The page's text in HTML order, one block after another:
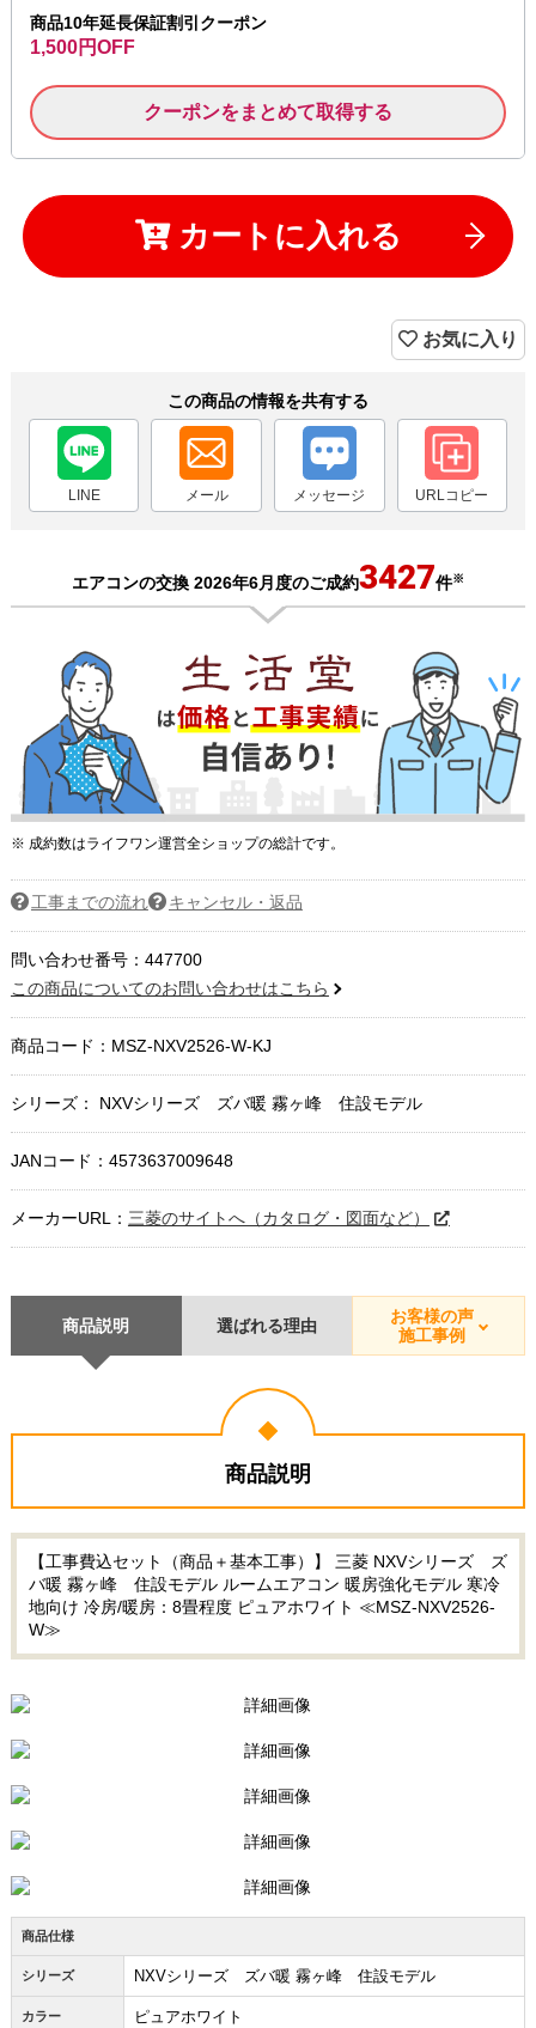
商品10年延長保証割引クーポン
1,500円OFF
クーポンをまとめて取得する
カートに入れる
お気に入り
この商品の情報を共有する
LINE メール メッセージ URLコピー
エアコンの交換 2026年6月度のご成約3427件※
※ 成約数はライフワン運営全ショップの総計です。
工事までの流れ キャンセル・返品
問い合わせ番号：447700
この商品についてのお問い合わせはこちら
商品コード： MSZ-NXV2526-W-KJ
シリーズ： NXVシリーズ ズバ暖 霧ヶ峰 住設モデル
JANコード：4573637009648
メーカーURL： 三菱のサイトへ（カタログ・図面など）
商品説明 選ばれる理由
お客様の声
施工事例
商品説明
【工事費込セット（商品＋基本工事）】 三菱 NXVシリーズ ズ
バ暖 霧ヶ峰 住設モデル ルームエアコン 暖房強化モデル 寒冷
地向け 冷房/暖房：8畳程度 ピュアホワイト ≪MSZ-NXV2526-
W≫
商品仕様
シリーズ NXVシリーズ ズバ暖 霧ヶ峰 住設モデル
カラー ピュアホワイト